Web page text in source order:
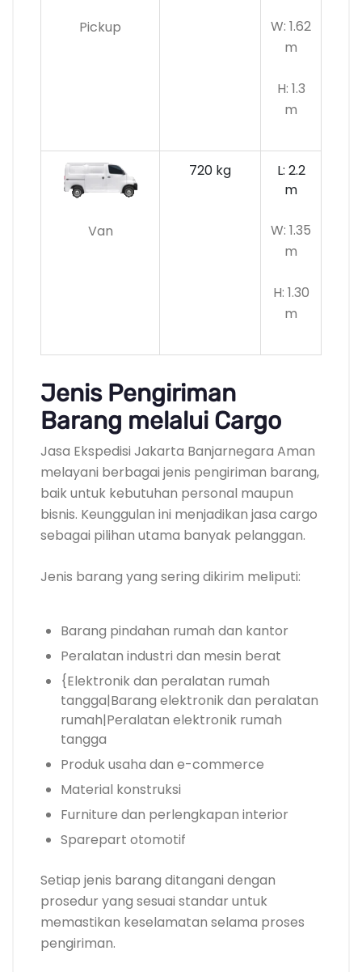
Pickup
W: 1.62
m
H: 1.3
m
Van
720 kg
L: 2.2
m
W: 1.35
m
H: 1.30
m
Jenis Pengiriman
Barang melalui Cargo
Jasa Ekspedisi Jakarta Banjarnegara Aman
melayani berbagai jenis pengiriman barang,
baik untuk kebutuhan personal maupun
bisnis. Keunggulan ini menjadikan jasa cargo
sebagai pilihan utama banyak pelanggan.
Jenis barang yang sering dikirim meliputi:
Barang pindahan rumah dan kantor
Peralatan industri dan mesin berat
{Elektronik dan peralatan rumah
tangga|Barang elektronik dan peralatan
rumah|Peralatan elektronik rumah
tangga
Produk usaha dan e-commerce
Material konstruksi
Furniture dan perlengkapan interior
Sparepart otomotif
Setiap jenis barang ditangani dengan
prosedur yang sesuai standar untuk
memastikan keselamatan selama proses
pengiriman.